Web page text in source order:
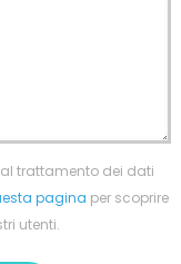
trattamento dei dati
pagina per scoprire
utenti.